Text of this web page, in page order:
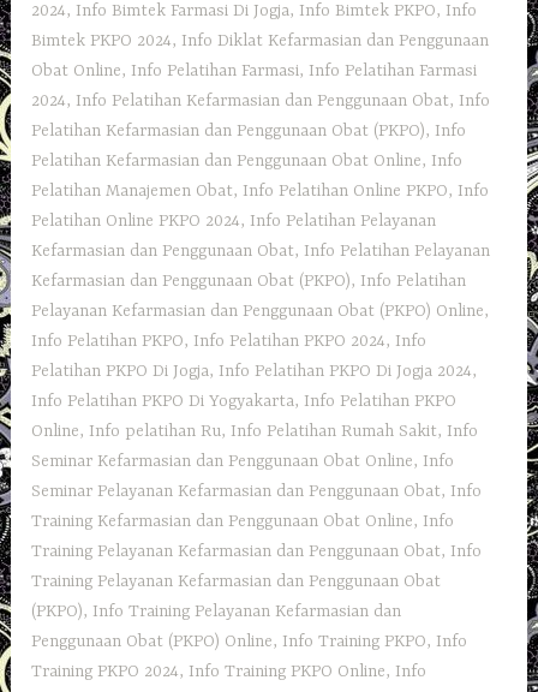
2024, Info Bimtek Farmasi Di Jogja, Info Bimtek PKPO, Info
Bimtek PKPO 2024, Info Diklat Kefarmasian dan Penggunaan
Obat Online, Info Pelatihan Farmasi, Info Pelatihan Farmasi
2024, Info Pelatihan Kefarmasian dan Penggunaan Obat, Info
Pelatihan Kefarmasian dan Penggunaan Obat (PKPO), Info
Pelatihan Kefarmasian dan Penggunaan Obat Online, Info
Pelatihan Manajemen Obat, Info Pelatihan Online PKPO, Info
Pelatihan Online PKPO 2024, Info Pelatihan Pelayanan
Kefarmasian dan Penggunaan Obat, Info Pelatihan Pelayanan
Kefarmasian dan Penggunaan Obat (PKPO), Info Pelatihan
Pelayanan Kefarmasian dan Penggunaan Obat (PKPO) Online,
Info Pelatihan PKPO, Info Pelatihan PKPO 2024, Info
Pelatihan PKPO Di Jogja, Info Pelatihan PKPO Di Jogja 2024,
Info Pelatihan PKPO Di Yogyakarta, Info Pelatihan PKPO
Online, Info pelatihan Ru, Info Pelatihan Rumah Sakit, Info
Seminar Kefarmasian dan Penggunaan Obat Online, Info
Seminar Pelayanan Kefarmasian dan Penggunaan Obat, Info
Training Kefarmasian dan Penggunaan Obat Online, Info
Training Pelayanan Kefarmasian dan Penggunaan Obat, Info
Training Pelayanan Kefarmasian dan Penggunaan Obat
(PKPO), Info Training Pelayanan Kefarmasian dan
Penggunaan Obat (PKPO) Online, Info Training PKPO, Info
Training PKPO 2024, Info Training PKPO Online, Info